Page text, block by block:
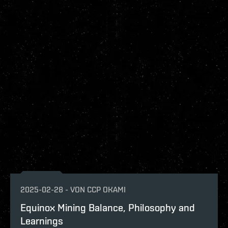
2025-02-28 - VON CCP OKAMI
Equinox Mining Balance, Philosophy and
Learnings